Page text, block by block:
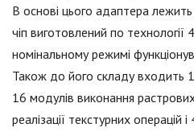
В основі цього адаптера
чіп виготовлений по технології
номінальному режимі
Також до його складу входить
16 модулів виконання
реалізації текстурних операцій